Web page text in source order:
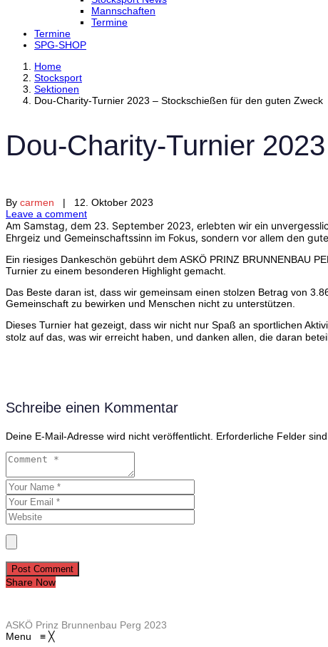
Mannschaften
Termine
Termine
SPG-SHOP
Home
Stocksport
Sektionen
Dou-Charity-Turnier 2023 – Stockschießen für den guten Zweck
Dou-Charity-Turnier
By carmen | 12. Oktober 2023
Leave a comment
Am Samstag, dem 23. September 2023, erlebten wir ein
Ehrgeiz und Gemeinschaftssinn im Fokus, sondern vor allem den
Ein riesiges Dankeschön gebührt dem ASKÖ PRINZ BRUNNENBAU
Turnier zu einem besonderen Highlight gemacht.
Das Beste daran ist, dass wir gemeinsam einen stolzen Betrag von
Gemeinschaft zu bewirken und Menschen nicht zu unterstützen.
Dieses Turnier hat gezeigt, dass wir nicht nur Spaß an sportlichen
stolz auf das, was wir erreicht haben, und danken allen, die daran
Schreibe einen Kommentar
Deine E-Mail-Adresse wird nicht veröffentlicht. Erforderliche Felder
Post Comment
Share Now
ASKÖ Prinz Brunnenbau Perg 2023
Menu ≡ ╳